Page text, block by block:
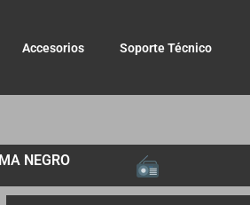
Accesorios Soporte Técnico
NEGRO